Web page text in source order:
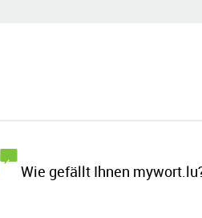
Wie gefällt Ihnen